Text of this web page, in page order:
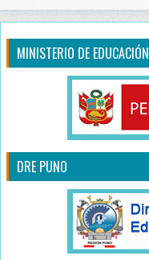
MINISTERIO DE EDUCACIÓN
DRE PUNO